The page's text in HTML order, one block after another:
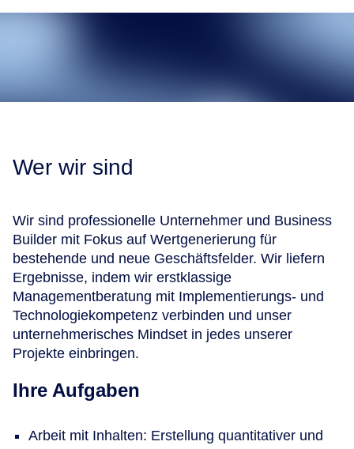
Wer wir sind
Wir sind professionelle Unternehmer und Business
Builder mit Fokus auf Wertgenerierung für
bestehende und neue Geschäftsfelder. Wir liefern
Ergebnisse, indem wir erstklassige
Managementberatung mit Implementierungs- und
Technologiekompetenz verbinden und unser
unternehmerisches Mindset in jedes unserer
Projekte einbringen.
Ihre Aufgaben
Arbeit mit Inhalten: Erstellung quantitativer und